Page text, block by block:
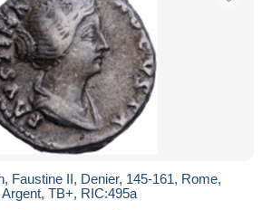
Faustine II, Denier, 145-161, Rome,
Argent, TB+, RIC:495a